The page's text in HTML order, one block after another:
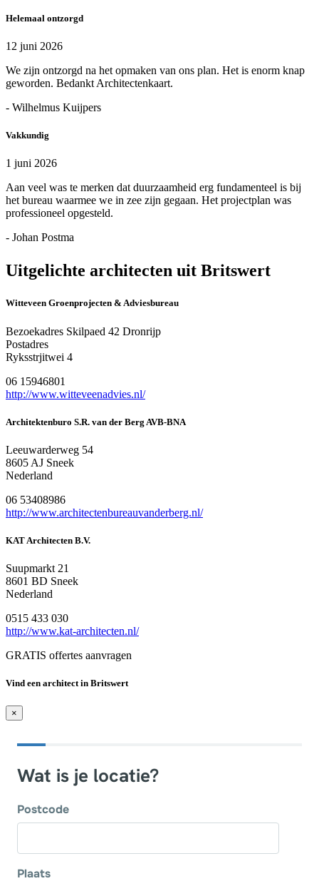
Helemaal ontzorgd
12 juni 2026
We zijn ontzorgd na het opmaken van ons plan. Het is enorm knap
geworden. Bedankt Architectenkaart.
- Wilhelmus Kuijpers
Vakkundig
1 juni 2026
Aan veel was te merken dat duurzaamheid erg fundamenteel is bij
het bureau waarmee we in zee zijn gegaan. Het projectplan was
professioneel opgesteld.
- Johan Postma
Uitgelichte architecten uit Britswert
Witteveen Groenprojecten & Adviesbureau
Bezoekadres Skilpaed 42 Dronrijp
Postadres
Ryksstrjitwei 4
06 15946801
http://www.witteveenadvies.nl/
Architektenburo S.R. van der Berg AVB-BNA
Leeuwarderweg 54
8605 AJ Sneek
Nederland
06 53408986
http://www.architectenbureauvanderberg.nl/
KAT Architecten B.V.
Suupmarkt 21
8601 BD Sneek
Nederland
0515 433 030
http://www.kat-architecten.nl/
GRATIS offertes aanvragen
Vind een architect in Britswert
×